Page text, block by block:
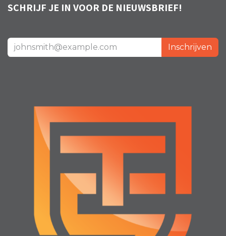
SCHRIJF JE IN VOOR DE NIEUWSBRIEF!
Inschrijven